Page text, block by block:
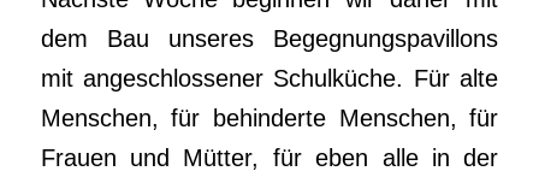
dem Bau unseres Begegnungspavillons
mit angeschlossener Schulküche. Für alte
Menschen, für behinderte Menschen, für
Frauen und Mütter, für eben alle in der